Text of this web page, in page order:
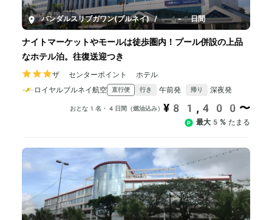
バンダルスリブガワン(ブルネイ) / 4-8日間
ナイトマーケットやモールは徒歩圏内！プール併設の上品
なホテル泊。往復送迎つき
ザ センターポイント ホテル
ロイヤルブルネイ航空
直行便 行き 午前発 帰り 深夜発
おとな1名・4日間（燃油込み） ¥81,400〜
最大5% たまる